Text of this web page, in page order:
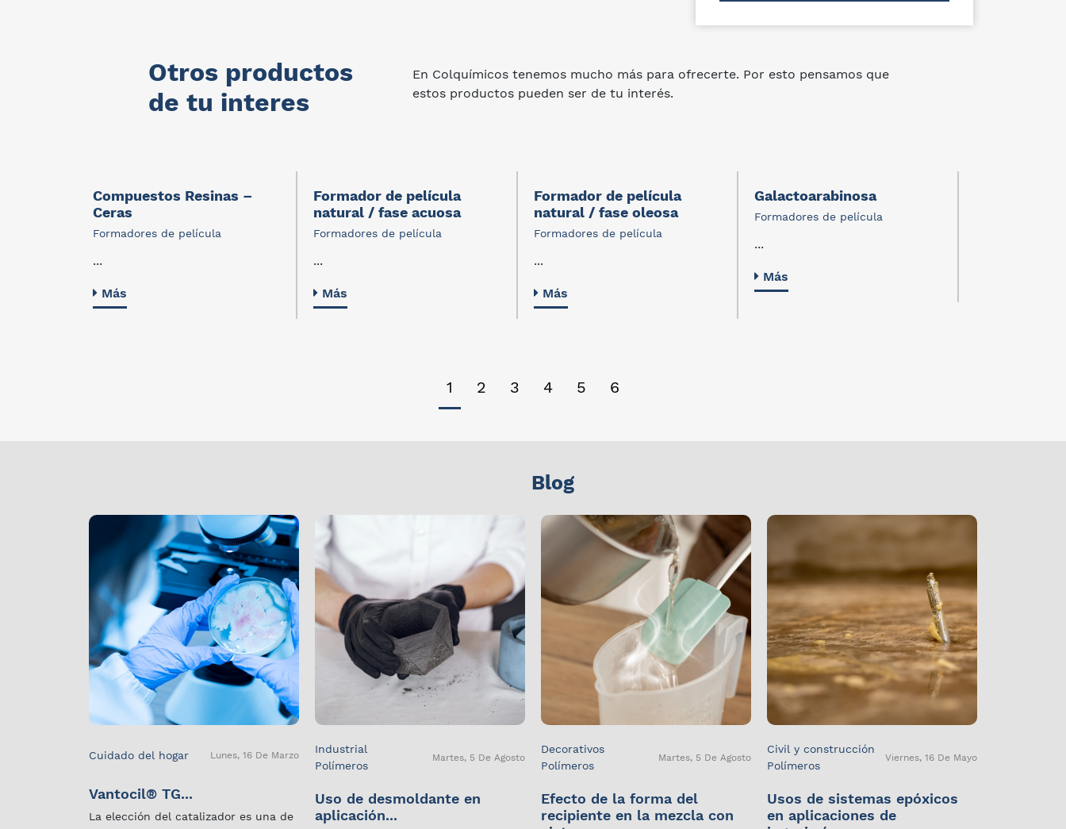
Otros productos
de tu interes
En Colquímicos tenemos mucho más para ofrecerte. Por esto pensamos que
estos productos pueden ser de tu interés.
Compuestos Resinas –
Ceras
Formadores de película
...
Más
Formador de película
natural / fase acuosa
Formadores de película
...
Más
Formador de película
natural / fase oleosa
Formadores de película
...
Más
Galactoarabinosa
Formadores de película
...
Más
1 2 3 4 5 6
Blog
Cuidado del hogar Lunes, 16 De Marzo
Vantocil® TG...
La elección del catalizador es una de
Industrial
Polímeros
Martes, 5 De Agosto
Uso de desmoldante en
aplicación...
Decorativos
Polímeros
Martes, 5 De Agosto
Efecto de la forma del
recipiente en la mezcla con
Civil y construcción
Polímeros
Viernes, 16 De Mayo
Usos de sistemas epóxicos
en aplicaciones de